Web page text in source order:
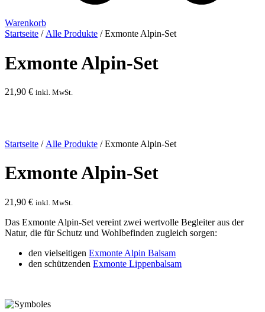
Warenkorb
Startseite / Alle Produkte / Exmonte Alpin-Set
Exmonte Alpin-Set
21,90 € inkl. MwSt.
Startseite / Alle Produkte / Exmonte Alpin-Set
Exmonte Alpin-Set
21,90 € inkl. MwSt.
Das Exmonte Alpin-Set vereint zwei wertvolle Begleiter aus der
Natur, die für Schutz und Wohlbefinden zugleich sorgen:
den vielseitigen Exmonte Alpin Balsam
den schützenden Exmonte Lippenbalsam